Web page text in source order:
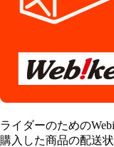
ライダーのための
購入した商品の配送